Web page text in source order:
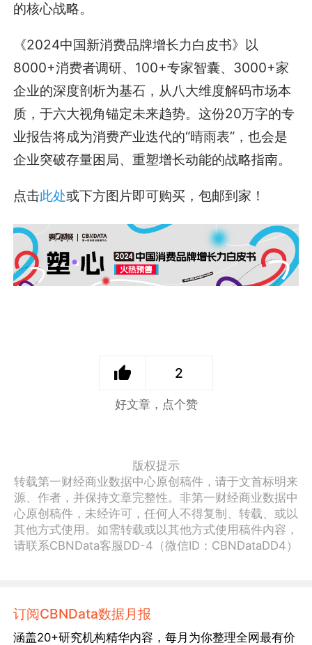
的核心战略。
《2024中国新消费品牌增长力白皮书》以
8000+消费者调研、100+专家智囊、3000+家
企业的深度剖析为基石，从八大维度解码市场本
质，于六大视角锚定未来趋势。这份20万字的专
业报告将成为消费产业迭代的“晴雨表”，也会是
企业突破存量困局、重塑增长动能的战略指南。
点击此处或下方图片即可购买，包邮到家！
2
好文章，点个赞
版权提示
转载第一财经商业数据中心原创稿件，请于文首标明来
源、作者，并保持文章完整性。非第一财经商业数据中
心原创稿件，未经许可，任何人不得复制、转载、或以
其他方式使用。如需转载或以其他方式使用稿件内容，
请联系CBNData客服DD-4（微信ID：CBNDataDD4）
订阅CBNData数据月报
涵盖20+研究机构精华内容，每月为你整理全网最有价